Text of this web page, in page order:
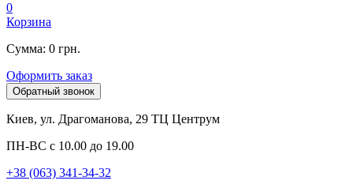
0
Корзина
Сумма: 0 грн.
Оформить заказ
Обратный звонок
Киев, ул. Драгоманова, 29 ТЦ Центрум
ПН-ВС с 10.00 до 19.00
+38 (063) 341-34-32